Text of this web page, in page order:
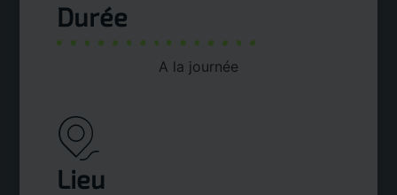
Durée
A la journée
Lieu